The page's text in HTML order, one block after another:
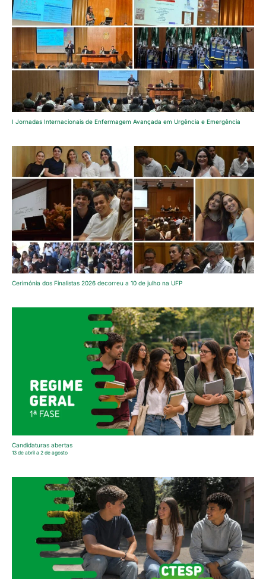
I Jornadas Internacionais de Enfermagem Avançada em Urgência e Emergência
Cerimónia dos Finalistas 2026 decorreu a 10 de julho na UFP
Candidaturas abertas
13 de abril a 2 de agosto